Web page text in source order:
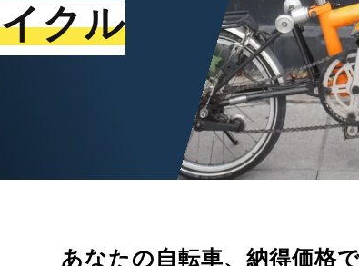
クル
あなたの自転車、 納得価格